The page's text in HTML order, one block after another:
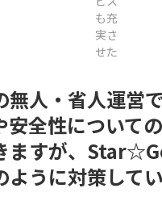
も充
実さ
せた
無人・省人運営
安全性について
ますが、
ように対策して